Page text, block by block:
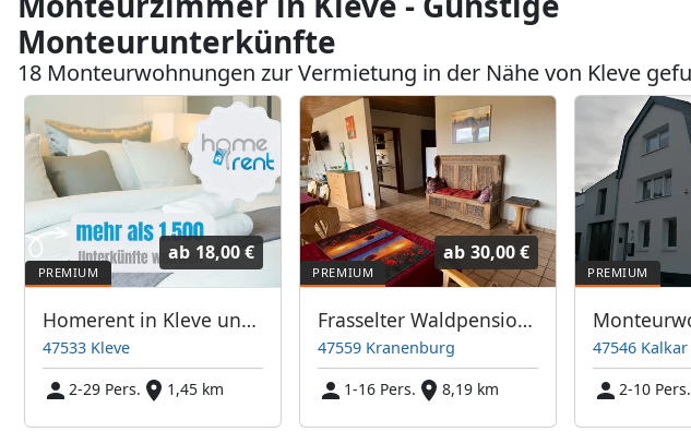
Monteurunterkünfte
18 Monteurwohnungen zur Vermietung in der Nähe von Kleve
ab 18,00 €
Homerent in Kleve und Umgebung
47533 Kleve
2-29 Pers.
1,45 km
ab 30,00 €
Frasselter Waldpension in Kranenburg -Frasselt
47559 Kranenburg
1-16 Pers.
8,19 km
47546 Kalkar
2-10 Pers.